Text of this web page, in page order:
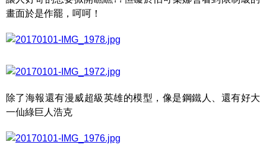
畫面於是作罷，呵呵！
除了海報還有漫威超級英雄的模型，像是鋼鐵人、還有好大
一仙綠巨人浩克